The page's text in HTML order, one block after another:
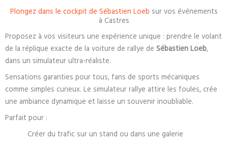
Plongez dans le cockpit de Sébastien Loeb sur vos événements
à Castres
Proposez à vos visiteurs une expérience unique : prendre le volant
de la réplique exacte de la voiture de rallye de Sébastien Loeb,
dans un simulateur ultra-réaliste.
Sensations garanties pour tous, fans de sports mécaniques
comme simples curieux. Le simulateur rallye attire les foules, crée
une ambiance dynamique et laisse un souvenir inoubliable.
Parfait pour :
Créer du trafic sur un stand ou dans une galerie